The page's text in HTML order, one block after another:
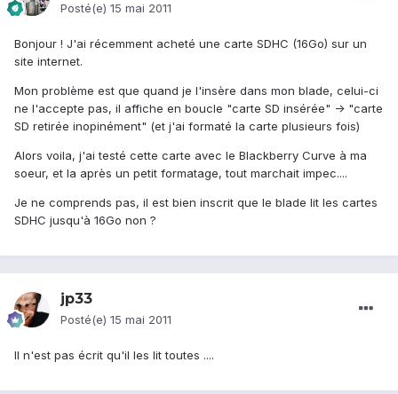
Posté(e) 15 mai 2011
Bonjour ! J'ai récemment acheté une carte SDHC (16Go) sur un
site internet.
Mon problème est que quand je l'insère dans mon blade, celui-ci
ne l'accepte pas, il affiche en boucle "carte SD insérée" -> "carte
SD retirée inopinément" (et j'ai formaté la carte plusieurs fois)
Alors voila, j'ai testé cette carte avec le Blackberry Curve à ma
soeur, et la après un petit formatage, tout marchait impec....
Je ne comprends pas, il est bien inscrit que le blade lit les cartes
SDHC jusqu'à 16Go non ?
jp33
Posté(e) 15 mai 2011
Il n'est pas écrit qu'il les lit toutes ....